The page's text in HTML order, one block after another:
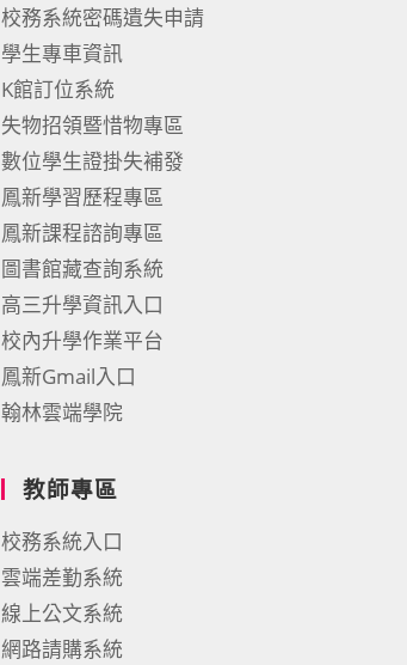
校務系統密碼遺失申請
學生專車資訊
K館訂位系統
失物招領暨惜物專區
數位學生證掛失補發
鳳新學習歷程專區
鳳新課程諮詢專區
圖書館藏查詢系統
高三升學資訊入口
校內升學作業平台
鳳新Gmail入口
翰林雲端學院
教師專區
校務系統入口
雲端差勤系統
線上公文系統
網路請購系統